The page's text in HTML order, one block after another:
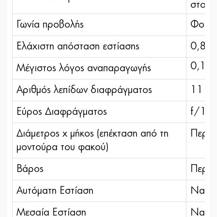
Γωνία προβολής
Ελάχιστη απόσταση εστίασης 0,85
Μέγιστος λόγος αναπαραγωγής 0,11x
Αριθμός λεπίδων διαφράγματος
Εύρος Διαφράγματος f/1,2
Διάμετρος x μήκος (επέκταση από τη
μοντούρα του φακού)
Βάρος
Αυτόματη Εστίαση Ναι
Μεσαία Εστίαση Ναι